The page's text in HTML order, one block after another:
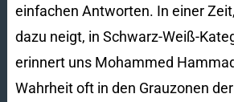
einfachen Antworten. In einer
dazu neigt, in Schwarz-Weiß-
erinnert uns Mohammed
Wahrheit oft in den Grauzonen